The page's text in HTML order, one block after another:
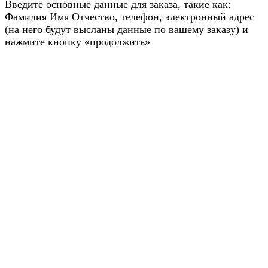
Введите основные данные для заказа, такие как:
Фамилия Имя Отчество, телефон, электронный адрес
(на него будут высланы данные по вашему заказу) и
нажмите кнопку «продолжить»